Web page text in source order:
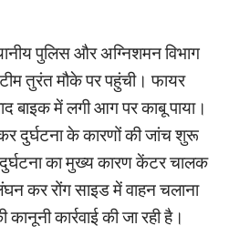
पुलिस और अग्निशमन विभाग
तुरंत मौके पर पहुंची। फायर
बाइक में लगी आग पर काबू पाया।
दुर्घटना के कारणों की जांच शुरू
का मुख्य कारण केंटर चालक
कर रोंग साइड में वाहन चलाना
कार्रवाई की जा रही है।